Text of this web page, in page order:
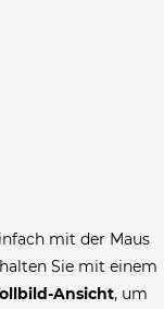
mit der Maus
Sie mit einem
Ansicht, um